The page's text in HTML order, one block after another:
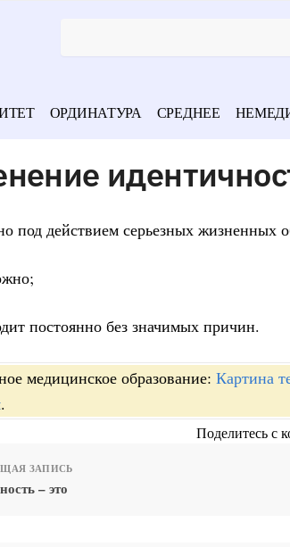
ОРДИНАТУРА СРЕДНЕЕ
под действием серьезных жизненных
постоянно без значимых причин.
медицинское образование: Картина
.
Поделитесь с
ЗАПИСЬ
– это